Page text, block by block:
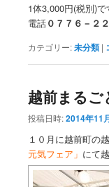
1体3,000円(税別)
電話０７７６－２
カテゴリー:未分類 |
越前まるご
投稿日時:2014年11
１０月に越前町の
元気フェア」 にて